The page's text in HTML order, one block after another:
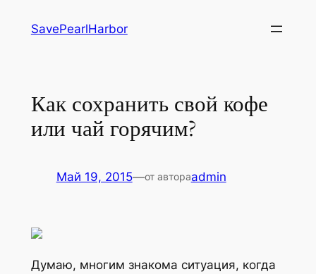
SavePearlHarbor
Как сохранить свой кофе
или чай горячим?
Май 19, 2015—от автораadmin
Думаю, многим знакома ситуация, когда